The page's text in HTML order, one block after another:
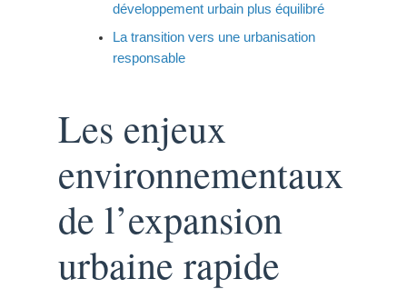
développement urbain plus équilibré
La transition vers une urbanisation
responsable
Les enjeux
environnementaux
de l’expansion
urbaine rapide